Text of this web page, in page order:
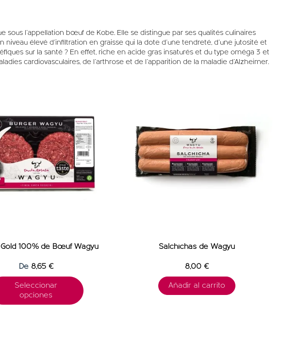
sous l’appellation bœuf de Kobe. Elle se distingue par ses qualités culinaires
élevé d’infiltration en graisse qui la dote d’une tendreté, d’une jutosité et
sur la santé ? En effet, riche en acide gras insaturés et du type oméga 3 et
cardiovasculaires, de l’arthrose et de l’apparition de la maladie d’Alzheimer.
100% de Bœuf Wagyu
De 8,65 €
Seleccionar
opciones
Salchichas de Wagyu
8,00 €
Añadir al carrito